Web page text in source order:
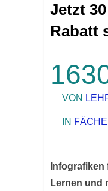
Jetzt
Rabatt
VON
IN
Lernen und